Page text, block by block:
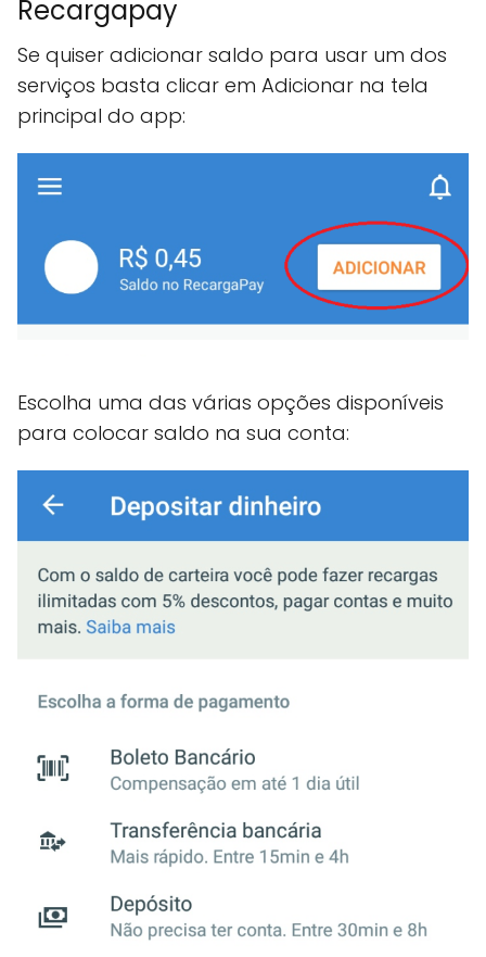
Recargapay
Se quiser adicionar saldo para usar um dos
serviços basta clicar em Adicionar na tela
principal do app:
Escolha uma das várias opções disponíveis
para colocar saldo na sua conta: